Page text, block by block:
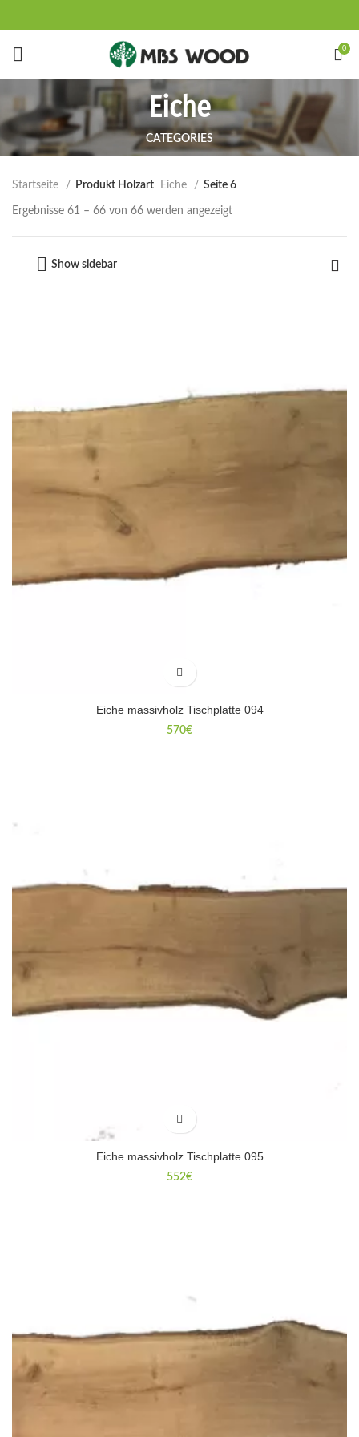
0
Eiche
CATEGORIES
Startseite Produkt Holzart Eiche Seite 6
Ergebnisse 61 – 66 von 66 werden angezeigt
Show sidebar
Eiche massivholz Tischplatte 094
570€
Eiche massivholz Tischplatte 095
552€
Start typing to see products you are looking for.